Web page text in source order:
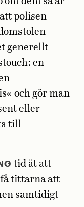
polisen
generellt
en
och gör man
eller
till
tid åt att
få tittarna att
samtidigt